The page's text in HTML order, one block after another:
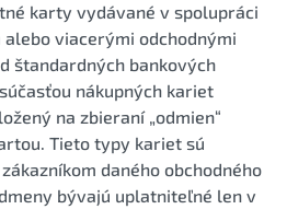
karty vydávané v spolupráci
viacerými odchodnými
štandardných bankových
nákupných kariet
na zbieraní „odmien“
Tieto typy kariet sú
daného obchodného
bývajú uplatniteľné len v